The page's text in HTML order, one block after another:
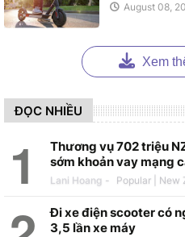
August 08,
Xem
ĐỌC NHIỀU
Thương vụ 702 triệu
sớm khoản vay mạng
Lani Hoang -
Đi xe điện scooter có
3,5 lần xe máy